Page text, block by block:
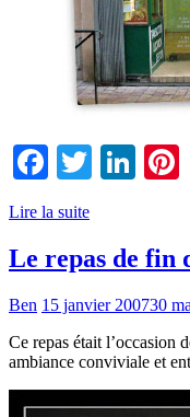
Facebook
Twitter
Lire la suite
Le repas de fin
Ben 15 janvier 200730
Ce repas était l’occasion
ambiance conviviale et